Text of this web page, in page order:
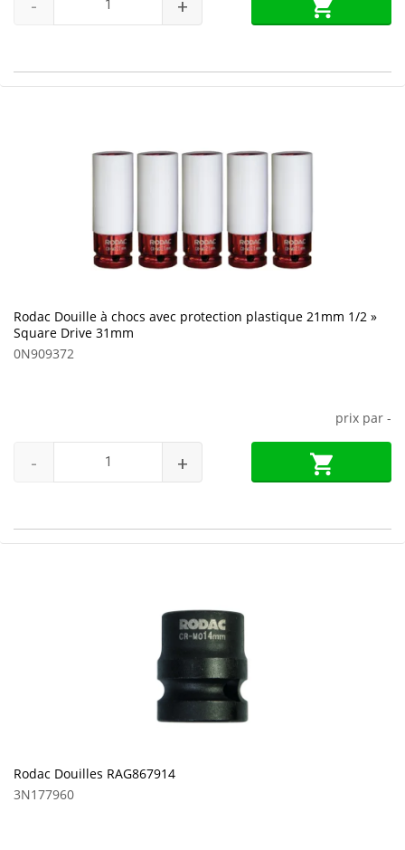
- +
Rodac Douille à chocs avec protection plastique 21mm 1/2 »
Square Drive 31mm
0N909372
prix par -
- +
Rodac Douilles RAG867914
3N177960